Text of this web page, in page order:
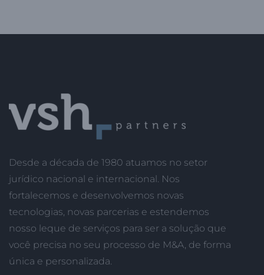
Desde a década de 1980 atuamos no setor
jurídico nacional e internacional. Nos
fortalecemos e desenvolvemos novas
tecnologias, novas parcerias e estendemos
nosso leque de serviços para ser a solução que
você precisa no seu processo de M&A, de forma
única e personalizada.